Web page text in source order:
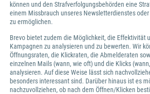
können und den Strafverfolgungsbehörden eine
einem Missbrauch unseres Newsletterdienstes
zu ermöglichen.
Brevo bietet zudem die Möglichkeit, die Effektivität
Kampagnen zu analysieren und zu bewerten. Wir
Öffnungsraten, die Klickraten, die Abmelderaten
einzelnen Mails (wann, wie oft) und die Klicks
analysieren. Auf diese Weise lässt sich
besonders interessant sind. Darüber hinaus ist es
nachzuvollziehen, ob nach dem Öffnen/Klicken